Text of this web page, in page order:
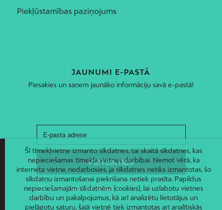
Piekļūstamības paziņojums
JAUNUMI E-PASTĀ
Piesakies un saņem jaunāko informāciju savā e-pastā!
Šī tīmekļvietne izmanto sīkdatnes, tai skaitā sīkdatnes, kas
nepieciešamas tīmekļa vietnes darbībai. Ņemot vērā, ka
interneta vietne nedarbosies, ja sīkdatnes netiks izmantotas, šo
sīkdatņu izmantošanai piekrišana netiek prasīta. Papildus
nepieciešamajām sīkdatnēm (cookies), lai uzlabotu vietnes
darbību un pakalpojumus, kā arī analizētu lietotājus un
pielāgotu saturu, šajā vietnē tiek izmantotas arī analītiskās